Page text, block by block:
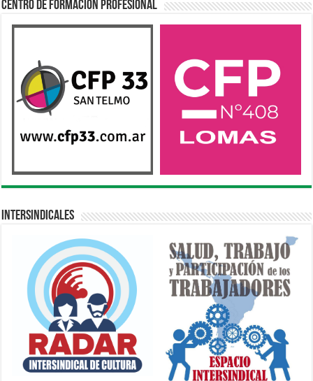
Centro de Formación Profesional
Intersindicales